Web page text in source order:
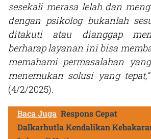
sesekali merasa lelah dan
dengan psikolog bukanlah
ditakuti atau dianggap
berharap layanan ini bisa
memahami permasalahan
menemukan solusi yang tepat,”
(4/2/2025).
Baca Juga Respons Cepat
Dalkarhutla Kendalikan